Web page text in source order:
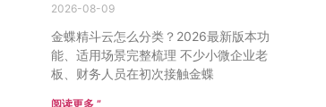
2026-08-09
金蝶精斗云怎么分类？2026最新版本功
能、适用场景完整梳理 不少小微企业老
板、财务人员在初次接触金蝶
阅读更多 ”